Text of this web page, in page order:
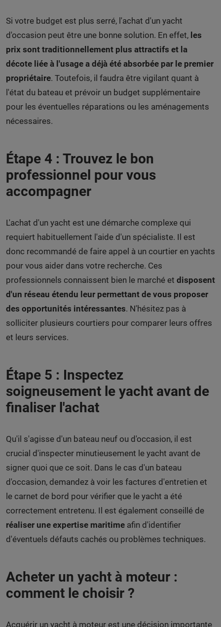
Si votre budget est plus serré, l'achat d'un yacht
d'occasion peut être une bonne solution. En effet, les
prix sont traditionnellement plus attractifs et la
décote liée à l'usage a déjà été absorbée par le premier
propriétaire. Toutefois, il faudra être vigilant quant à
l'état du bateau et prévoir un budget supplémentaire
pour les éventuelles réparations ou les aménagements
nécessaires.
Étape 4 : Trouvez le bon
professionnel pour vous
accompagner
L'achat d'un yacht est une démarche complexe qui
requiert habituellement l'aide d'un spécialiste. Il est
donc recommandé de faire appel à un courtier en yachts
pour vous aider dans votre recherche. Ces
professionnels connaissent bien le marché et disposent
d'un réseau étendu leur permettant de vous proposer
des opportunités intéressantes. N'hésitez pas à
solliciter plusieurs courtiers pour comparer leurs offres
et leurs services.
Étape 5 : Inspectez
soigneusement le yacht avant de
finaliser l'achat
Qu'il s'agisse d'un bateau neuf ou d'occasion, il est
crucial d'inspecter minutieusement le yacht avant de
signer quoi que ce soit. Dans le cas d'un bateau
d'occasion, demandez à voir les factures d'entretien et
le carnet de bord pour vérifier que le yacht a été
correctement entretenu. Il est également conseillé de
réaliser une expertise maritime afin d'identifier
d'éventuels défauts cachés ou problèmes techniques.
Acheter un yacht à moteur :
comment le choisir ?
Acquérir un yacht à moteur est une décision importante